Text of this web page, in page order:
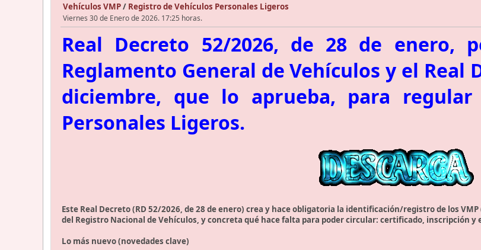
Vehículos VMP/ Registro de Vehículos Personales Ligeros
Viernes 30 de Enero de 2026. 17:25 horas.
Real Decreto 52/2026, de 28 de enero,
Reglamento General de Vehículos y el Real
diciembre, que lo aprueba, para
Personales Ligeros.
Este Real Decreto (RD 52/2026, de 28 de enero) crea y hace obligatoria la identificación/registro de los
del Registro Nacional de Vehículos, y concreta qué hace falta para poder circular: certificado, inscripción y
Lo más nuevo (novedades clave)